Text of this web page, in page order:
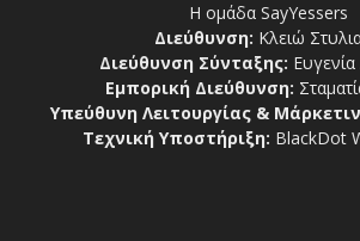
Η ομάδα SayYessers
Διεύθυνση: Κλειώ
Διεύθυνση Σύνταξης:
Εμπορική Διεύθυνση:
Υπεύθυνη Λειτουργίας &
Τεχνική Υποστήριξη: BlackDot